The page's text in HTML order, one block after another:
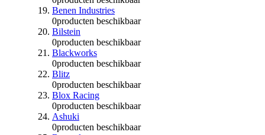
Benen Industries
0producten beschikbaar
Bilstein
0producten beschikbaar
Blackworks
0producten beschikbaar
Blitz
0producten beschikbaar
Blox Racing
0producten beschikbaar
Ashuki
0producten beschikbaar